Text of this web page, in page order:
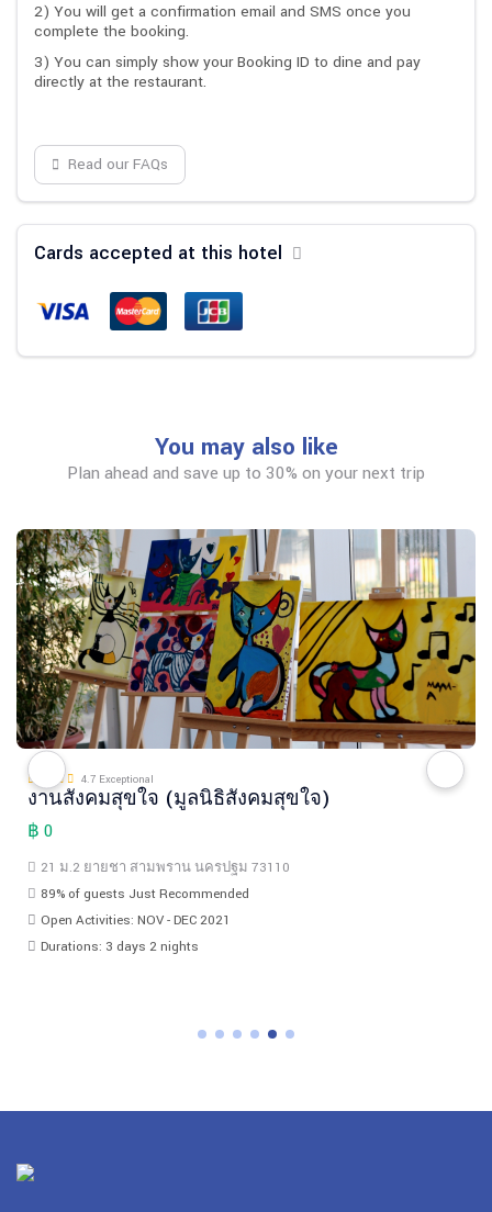
2) You will get a confirmation email and SMS once you
complete the booking.
3) You can simply show your Booking ID to dine and pay
directly at the restaurant.
Read our FAQs
Cards accepted at this hotel
You may also like
Plan ahead and save up to 30% on your next trip
4.7 Exceptional
งานสังคมสุขใจ (มูลนิธิสังคมสุขใจ)
฿ 0
21 ม.2 ยายชา สามพราน นครปฐม 73110
89% of guests Just Recommended
Open Activities: NOV - DEC 2021
Durations: 3 days 2 nights